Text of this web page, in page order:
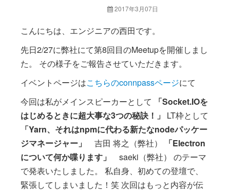
2017年3月07日
こんにちは、エンジニアの西田です。
先日2/27に弊社にて第8回目のMeetupを開催しまし
た。 その様子をご報告させていただきます。
イベントページはこちらのconnpassページにて
今回は私がメインスピーカーとして
「Socket.IOを
はじめるときに超大事な3つの秘訣！」
LT枠として
「Yarn、それはnpmに代わる新たなnodeパッケー
ジマネージャー」
吉田 将之（弊社）
「Electron
について何か喋ります」
saeki（弊社） のテーマ
で発表いたしました。 私自身、初めての登壇で、
緊張してしまいました！笑 次回はもっと内容が伝